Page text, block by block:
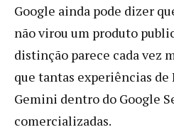
Google ainda pode dizer
não virou um produto
distinção parece cada vez
que tantas experiências
Gemini dentro do Google
comercializadas.